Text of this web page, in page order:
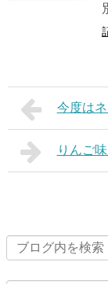
今度は
りんご